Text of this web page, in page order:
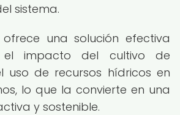
sistema.
una solución efectiva
impacto del cultivo de
uso de recursos hídricos en
lo que la convierte en una
y sostenible.